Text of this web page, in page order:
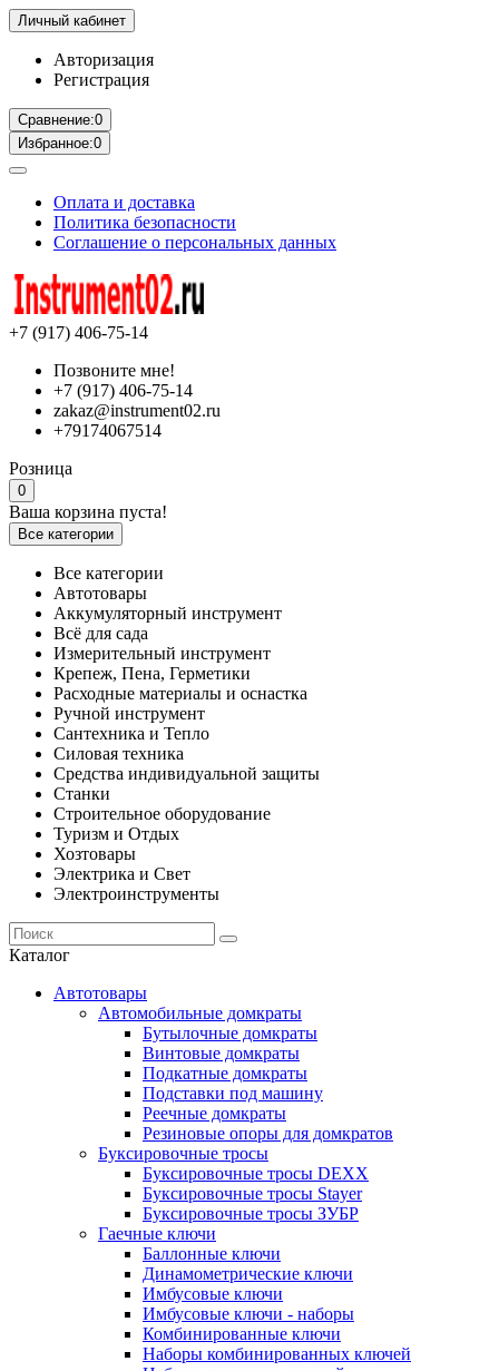
Личный кабинет
Авторизация
Регистрация
Сравнение:0
Избранное:0
Оплата и доставка
Политика безопасности
Соглашение о персональных данных
+7 (917) 406-75-14
Позвоните мне!
+7 (917) 406-75-14
zakaz@instrument02.ru
+79174067514
Розница
0
Ваша корзина пуста!
Все категории
Все категории
Автотовары
Аккумуляторный инструмент
Всё для сада
Измерительный инструмент
Крепеж, Пена, Герметики
Расходные материалы и оснастка
Ручной инструмент
Сантехника и Тепло
Силовая техника
Средства индивидуальной защиты
Станки
Строительное оборудование
Туризм и Отдых
Хозтовары
Электрика и Свет
Электроинструменты
Каталог
Автотовары
Автомобильные домкраты
Бутылочные домкраты
Винтовые домкраты
Подкатные домкраты
Подставки под машину
Реечные домкраты
Резиновые опоры для домкратов
Буксировочные тросы
Буксировочные тросы DEXX
Буксировочные тросы Stayer
Буксировочные тросы ЗУБР
Гаечные ключи
Баллонные ключи
Динамометрические ключи
Имбусовые ключи
Имбусовые ключи - наборы
Комбинированные ключи
Наборы комбинированных ключей